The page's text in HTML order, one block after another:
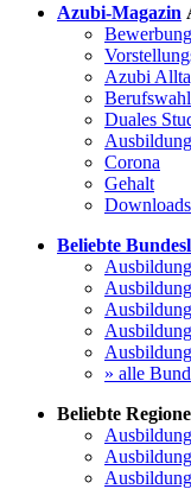
Azubi-Magazin
Azubi
Berufswahl
Duales
Ausbildung
Corona
Gehalt
Downloads
Beliebte
» alle
Beliebte